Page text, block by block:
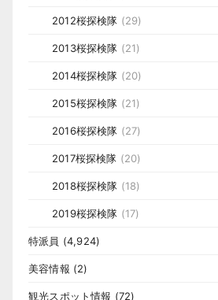
2012桜探検隊 (29)
2013桜探検隊 (21)
2014桜探検隊 (20)
2015桜探検隊 (21)
2016桜探検隊 (27)
2017桜探検隊 (20)
2018桜探検隊 (18)
2019桜探検隊 (17)
特派員 (4,924)
美容情報 (2)
観光スポット情報 (72)